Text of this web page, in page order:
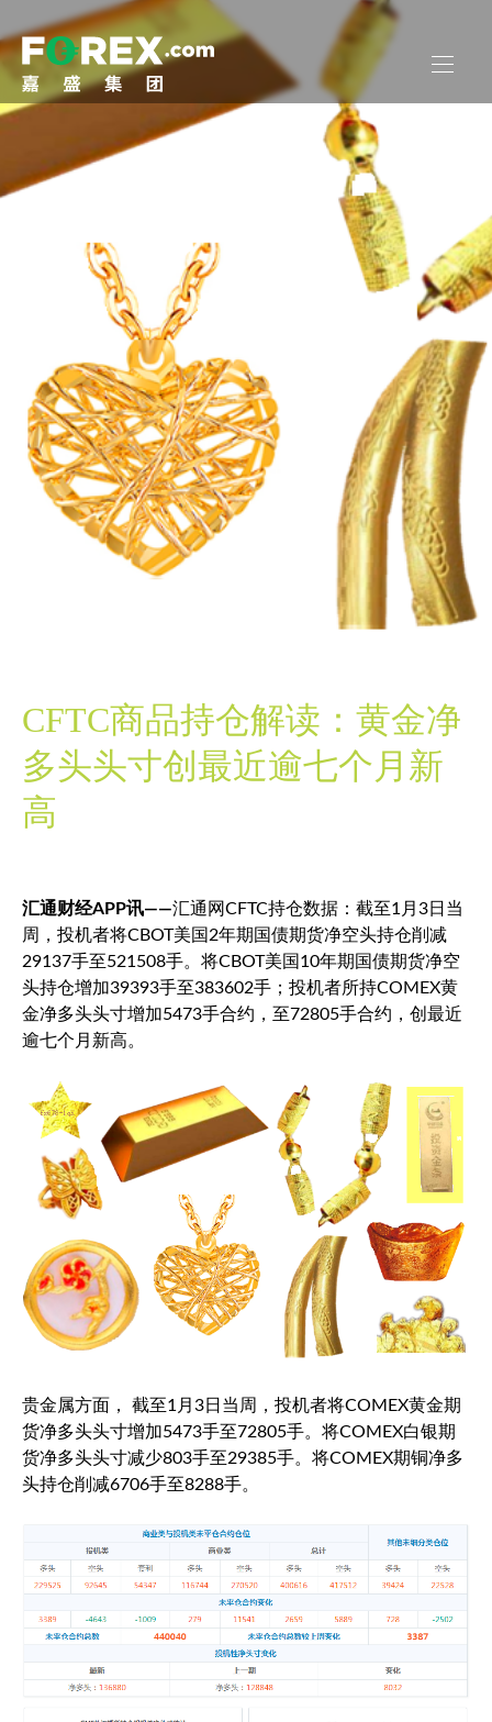
CFTC商品持仓解读：黄金净
多头头寸创最近逾七个月新
高
汇通财经APP讯——汇通网CFTC持仓数据：截至1月3日当
周，投机者将CBOT美国2年期国债期货净空头持仓削减
29137手至521508手。将CBOT美国10年期国债期货净空
头持仓增加39393手至383602手；投机者所持COMEX黄
金净多头头寸增加5473手合约，至72805手合约，创最近
逾七个月新高。
贵金属方面， 截至1月3日当周，投机者将COMEX黄金期
货净多头头寸增加5473手至72805手。将COMEX白银期
货净多头头寸减少803手至29385手。将COMEX期铜净多
头持仓削减6706手至8288手。